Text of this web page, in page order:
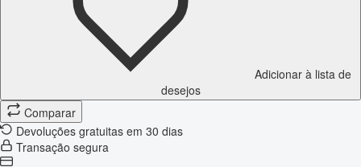
Adicionar à lista de
desejos
Comparar
Devoluções gratuitas em 30 dias
Transação segura